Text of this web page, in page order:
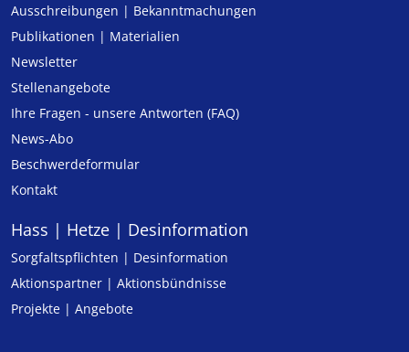
Ausschreibungen | Bekanntmachungen
Publikationen | Materialien
Newsletter
Stellenangebote
Ihre Fragen - unsere Antworten (FAQ)
News-Abo
Beschwerdeformular
Kontakt
Hass | Hetze | Desinformation
Sorgfaltspflichten | Desinformation
Aktionspartner | Aktionsbündnisse
Projekte | Angebote